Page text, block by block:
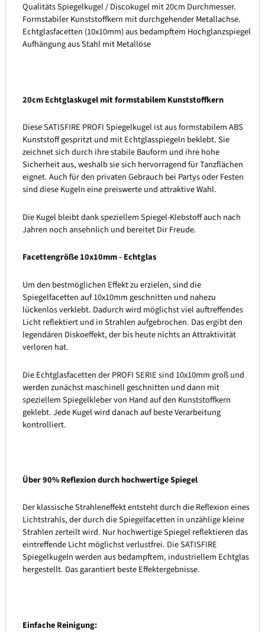
Qualitäts Spiegelkugel / Discokugel mit 20cm Durchmesser.
Formstabiler Kunststoffkern mit durchgehender Metallachse.
Echtglasfacetten (10x10mm) aus bedampftem Hochglanzspiegel
Aufhängung aus Stahl mit Metallöse
20cm Echtglaskugel mit formstabilem Kunststoffkern
Diese SATISFIRE PROFI Spiegelkugel ist aus formstabilem ABS
Kunststoff gespritzt und mit Echtglasspiegeln beklebt. Sie
zeichnet sich durch ihre stabile Bauform und ihre hohe
Sicherheit aus, weshalb sie sich hervorragend für Tanzflächen
eignet. Auch für den privaten Gebrauch bei Partys oder Festen
sind diese Kugeln eine preiswerte und attraktive Wahl.
Die Kugel bleibt dank speziellem Spiegel-Klebstoff auch nach
Jahren noch ansehnlich und bereitet Dir Freude.
Facettengröße 10x10mm - Echtglas
Um den bestmöglichen Effekt zu erzielen, sind die
Spiegelfacetten auf 10x10mm geschnitten und nahezu
lückenlos verklebt. Dadurch wird möglichst viel auftreffendes
Licht reflektiert und in Strahlen aufgebrochen. Das ergibt den
legendären Diskoeffekt, der bis heute nichts an Attraktivität
verloren hat.
Die Echtglasfacetten der PROFI SERIE sind 10x10mm groß und
werden zunächst maschinell geschnitten und dann mit
speziellem Spiegelkleber von Hand auf den Kunststoffkern
geklebt. Jede Kugel wird danach auf beste Verarbeitung
kontrolliert.
Über 90% Reflexion durch hochwertige Spiegel
Der klassische Strahleneffekt entsteht durch die Reflexion eines
Lichtstrahls, der durch die Spiegelfacetten in unzählige kleine
Strahlen zerteilt wird. Nur hochwertige Spiegel reflektieren das
eintreffende Licht möglichst verlustfrei. Die SATISFIRE
Spiegelkugeln werden aus bedampftem, industriellem Echtglas
hergestellt. Das garantiert beste Effektergebnisse.
Einfache Reinigung: